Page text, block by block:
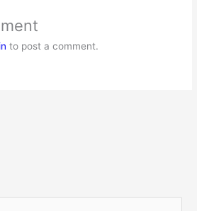
to post a comment.